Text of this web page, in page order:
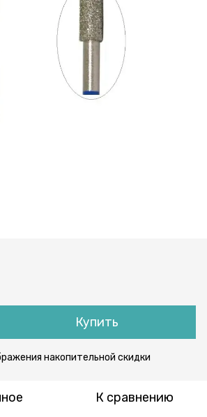
Купить
накопительной скидки
К сравнению